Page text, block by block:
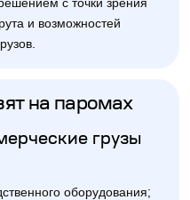
с точки зрения
и возможностей
на паромах
грузы
оборудования;